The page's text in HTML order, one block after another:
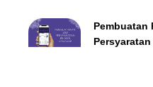
Pembuatan